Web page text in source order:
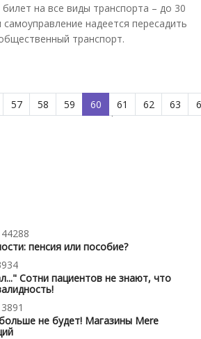
на все виды транспорта – до 30
надеется пересадить
транспорт.
Страница 60 из 80
57 58 59 60 61 62 63
44288
пенсия или пособие?
Сотни пациентов не знают, что
3891
не будет! Магазины Mere